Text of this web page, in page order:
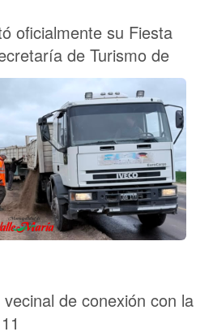
oficialmente su Fiesta
de Turismo de
de conexión con la